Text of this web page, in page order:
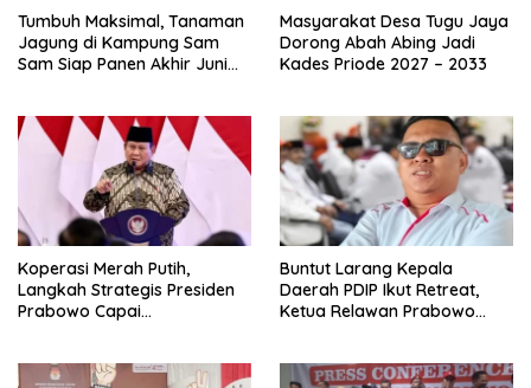
Tumbuh Maksimal, Tanaman
Jagung di Kampung Sam
Sam Siap Panen Akhir Juni
Masyarakat Desa Tugu Jaya
Dorong Abah Abing Jadi
Kades Priode 2027 – 2033
Koperasi Merah Putih,
Langkah Strategis Presiden
Prabowo Capai
Buntut Larang Kepala
Daerah PDIP Ikut Retreat,
Ketua Relawan Prabowo